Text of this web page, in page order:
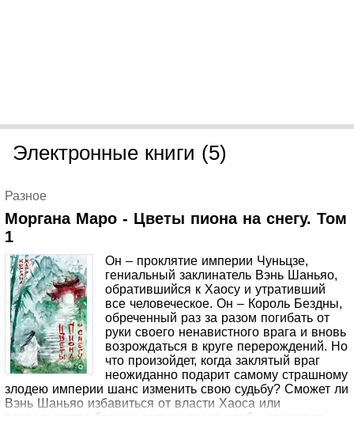
призывом к действию.
Электронные книги (5)
Разное
Моргана Маро - Цветы пиона на снегу. Том
1
Он – проклятие империи Чуньцзе,
гениальный заклинатель Вэнь Шаньяо,
обратившийся к Хаосу и утративший
все человеческое. Он – Король Бездны,
обреченный раз за разом погибать от
руки своего ненавистного врага и вновь
возрождаться в круге перерождений. Но
что произойдет, когда заклятый враг
неожиданно подарит самому страшному
злодею империи шанс изменить свою судьбу? Сможет ли
Вэнь Шаньяо избавиться от власти Хаоса или
воспользуется благородством врага, чтобы отомстить